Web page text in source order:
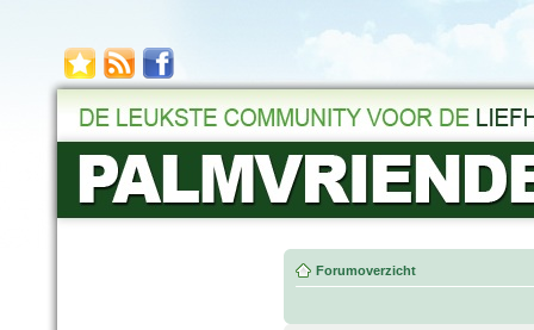
Forumoverzicht